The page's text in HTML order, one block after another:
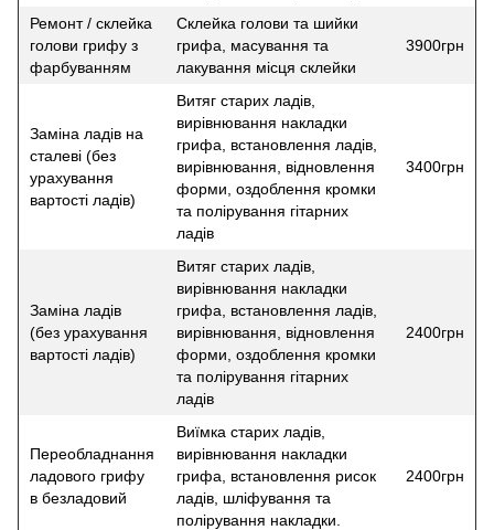
Ремонт / склейка
голови грифу з
фарбуванням
Склейка голови та шийки
грифа, масування та
лакування місця склейки
3900грн
Заміна ладів на
сталеві (без
урахування
вартості ладів)
Витяг старих ладів,
вирівнювання накладки
грифа, встановлення ладів,
вирівнювання, відновлення
форми, оздоблення кромки
та полірування гітарних
ладів
3400грн
Заміна ладів
(без урахування
вартості ладів)
Витяг старих ладів,
вирівнювання накладки
грифа, встановлення ладів,
вирівнювання, відновлення
форми, оздоблення кромки
та полірування гітарних
ладів
2400грн
Переобладнання
ладового грифу
в безладовий
Виїмка старих ладів,
вирівнювання накладки
грифа, встановлення рисок
ладів, шліфування та
полірування накладки.
2400грн